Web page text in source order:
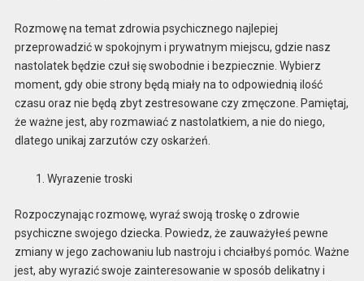
Rozmowę na temat zdrowia psychicznego najlepiej
przeprowadzić w spokojnym i prywatnym miejscu, gdzie nasz
nastolatek będzie czuł się swobodnie i bezpiecznie. Wybierz
moment, gdy obie strony będą miały na to odpowiednią ilość
czasu oraz nie będą zbyt zestresowane czy zmęczone. Pamiętaj,
że ważne jest, aby rozmawiać z nastolatkiem, a nie do niego,
dlatego unikaj zarzutów czy oskarżeń.
Wyrazenie troski
Rozpoczynając rozmowę, wyraź swoją troskę o zdrowie
psychiczne swojego dziecka. Powiedz, że zauważyłeś pewne
zmiany w jego zachowaniu lub nastroju i chciałbyś pomóc. Ważne
jest, aby wyrazić swoje zainteresowanie w sposób delikatny i